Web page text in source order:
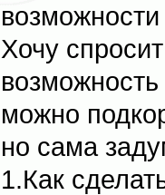
Хочу
можно
но сама
1.Как